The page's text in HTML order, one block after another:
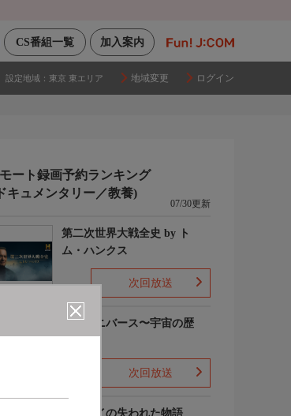
加入案内
CS番組一覧
設定地域： 東京 東エリア 地域変更 ログイン
ート録画予約ランキング
キュメンタリー／教養)
07/30更新
第二次世界大戦全史 by ト
ム・ハンクス
次回放送
ザ・ユニバース〜宇宙の歴
次回放送
ポンペイの失われた物語